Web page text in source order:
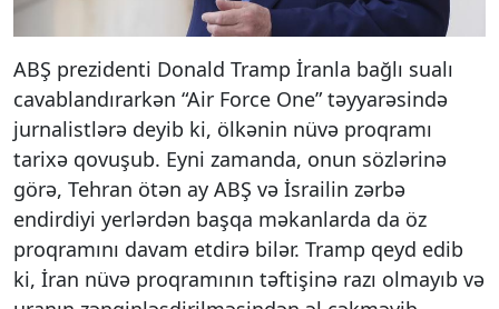
ABŞ prezidenti Donald Tramp İranla bağlı sualı
cavablandırarkən “Air Force One” təyyarəsində
jurnalistlərə deyib ki, ölkənin nüvə proqramı
tarixə qovuşub. Eyni zamanda, onun sözlərinə
görə, Tehran ötən ay ABŞ və İsrailin zərbə
endirdiyi yerlərdən başqa məkanlarda da öz
proqramını davam etdirə bilər. Tramp qeyd edib
ki, İran nüvə proqramının təftişinə razı olmayıb və